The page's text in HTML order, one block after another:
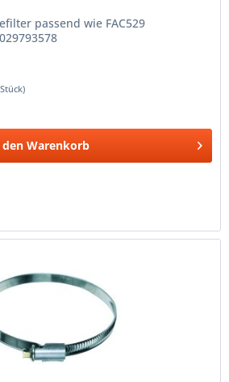
passend wie FAC529
Warenkorb